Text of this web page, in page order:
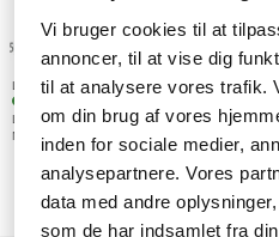
Vi bruger cookies til at
annoncer, til at vise dig
til at analysere vores trafik.
om din brug af vores
inden for sociale medier,
analysepartnere. Vores
data med andre
som de har indsamlet fra
Lagerstatus:
Leveranstid: 4-9 arbetsdagar
Mer leveransinformation
Datablad